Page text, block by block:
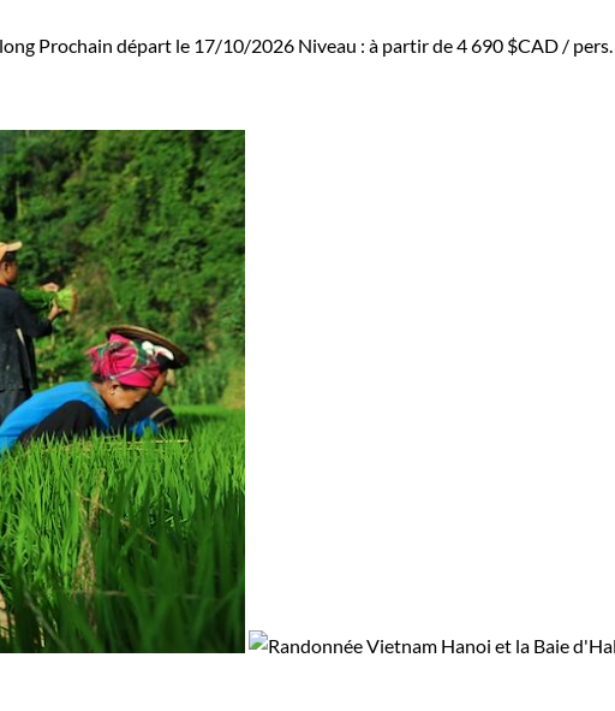
Prochain départ le 17/10/2026 Niveau : à partir de4 690 $CAD / pers.